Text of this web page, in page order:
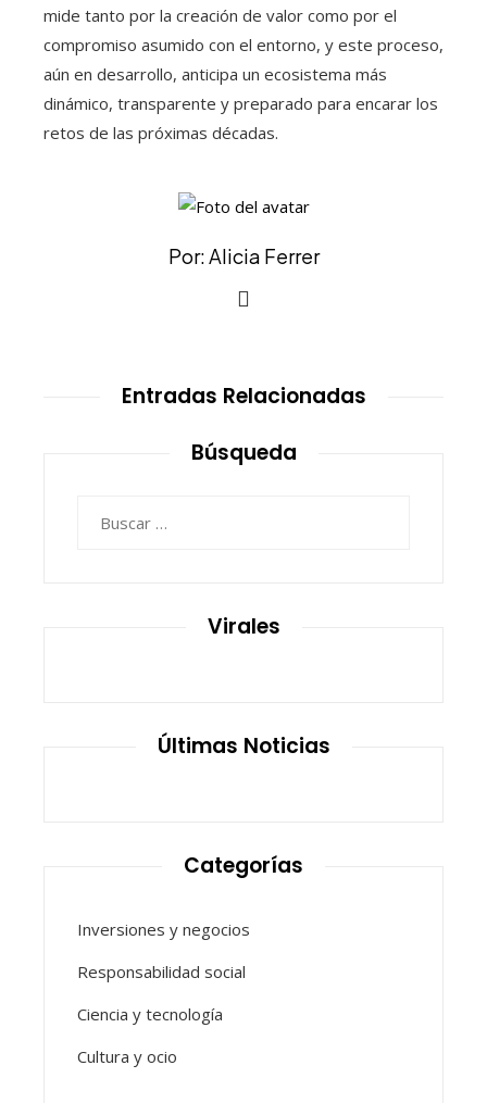
mide tanto por la creación de valor como por el
compromiso asumido con el entorno, y este proceso,
aún en desarrollo, anticipa un ecosistema más
dinámico, transparente y preparado para encarar los
retos de las próximas décadas.
Por: Alicia Ferrer
Entradas Relacionadas
Búsqueda
Virales
Últimas Noticias
Categorías
Inversiones y negocios
Responsabilidad social
Ciencia y tecnología
Cultura y ocio